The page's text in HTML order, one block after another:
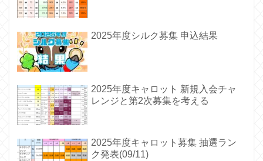
2025年度シルク募集 申込結果
2025年度キャロット 新規入会チャ
レンジと第2次募集を考える
2025年度キャロット募集 抽選ラン
ク発表(09/11)